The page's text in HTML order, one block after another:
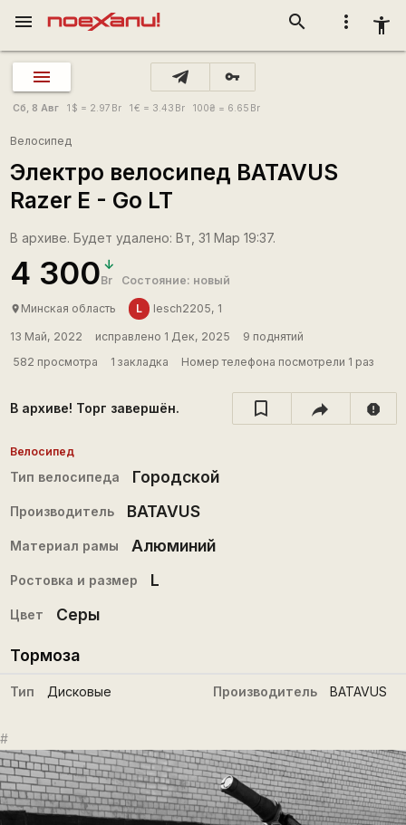
more_vert accessibility_new
search
menu
vpn_key
Сб, 8 Авг 1 $ = 2.97 Br 1€ = 3.43 Br 100₴ = 6.65 Br
Велосипед
Электро велосипед BATAVUS
Razer E - Go LT
В архиве. Будет удалено: Вт, 31 Мар 19:37.
4 300Br Состояние: новый
place Минская область L lesch2205, 1
13 Май, 2022 исправлено 1 Дек, 2025
9 поднятий
582 просмотра
1 закладка Номер телефона посмотрели 1 раз
В архиве! Торг завершён. report
Велосипед
Тип велосипеда Городской
Производитель BATAVUS
Материал рамы Алюминий
Ростовка и размер L
Цвет Серы
Тормоза
Тип Дисковые Производитель BATAVUS
#